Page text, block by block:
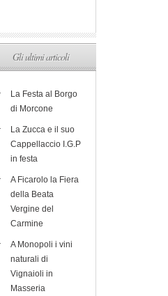
Gli ultimi articoli
La Festa al Borgo
di Morcone
La Zucca e il suo
Cappellaccio I.G.P
in festa
A Ficarolo la Fiera
della Beata
Vergine del
Carmine
A Monopoli i vini
naturali di
Vignaioli in
Masseria